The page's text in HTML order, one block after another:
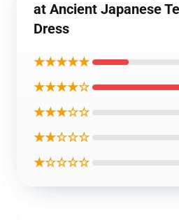
at Ancient Japanese
Dress
★★★★★
★★★★☆
★★★☆☆
★★☆☆☆
★☆☆☆☆